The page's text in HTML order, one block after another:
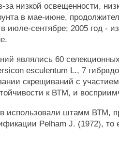
за низкой освещенности,
в мае-июне,
июле-сентябре; 2005 год -
являлись 60
esculentum L., 7
скрещиваний с
к ВТМ, и
использовали штамм ВТМ,
Pelham J. (1972), то